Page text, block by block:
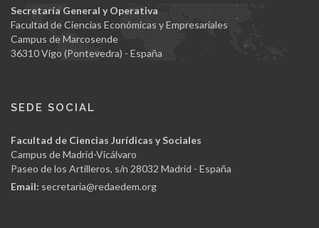
Secretaría General y Operativa
Facultad de Ciencias Económicas y Empresariales
Campus de Marcosende
36310 Vigo (Pontevedra) - España
SEDE SOCIAL
Facultad de Ciencias Jurídicas y Sociales
Campus de Madrid-Vicálvaro
Paseo de los Artilleros, s/n 28032 Madrid - España
Email: secretaria@redaedem.org